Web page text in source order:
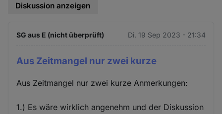
Diskussion anzeigen
SG aus E (nicht überprüft) Di. 19 Sep 2023 - 21:34
Aus Zeitmangel nur zwei kurze
Aus Zeitmangel nur zwei kurze Anmerkungen:
1.) Es wäre wirklich angenehm und der Diskussion